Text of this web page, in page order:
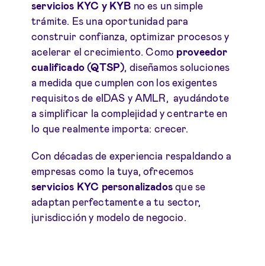
servicios KYC y KYB no es un simple
trámite. Es una oportunidad para
construir confianza, optimizar procesos y
acelerar el crecimiento. Como proveedor
cualificado (QTSP), diseñamos soluciones
a medida que cumplen con los exigentes
requisitos de eIDAS y AMLR, ayudándote
a simplificar la complejidad y centrarte en
lo que realmente importa: crecer.
Con décadas de experiencia respaldando a
empresas como la tuya, ofrecemos
servicios KYC personalizadosque se
adaptan perfectamente a tu sector,
jurisdicción y modelo de negocio.